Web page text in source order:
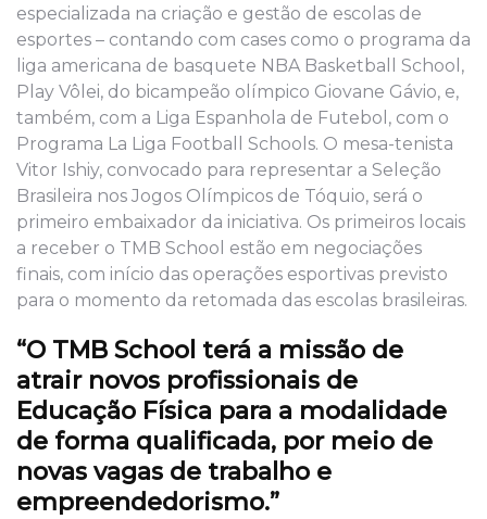
especializada na criação e gestão de escolas de
esportes – contando com cases como o programa da
liga americana de basquete NBA Basketball School,
Play Vôlei, do bicampeão olímpico Giovane Gávio, e,
também, com a Liga Espanhola de Futebol, com o
Programa La Liga Football Schools. O mesa-tenista
Vitor Ishiy, convocado para representar a Seleção
Brasileira nos Jogos Olímpicos de Tóquio, será o
primeiro embaixador da iniciativa. Os primeiros locais
a receber o TMB School estão em negociações
finais, com início das operações esportivas previsto
para o momento da retomada das escolas brasileiras.
“O TMB School terá a missão de
atrair novos profissionais de
Educação Física para a modalidade
de forma qualificada, por meio de
novas vagas de trabalho e
empreendedorismo.”